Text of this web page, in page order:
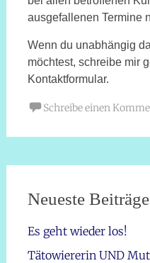
ausgefallenen Termine
Wenn du unabhängig
möchtest, schreibe mir
Kontaktformular.
Schreibe einen
Neueste Beiträge
Es geht wieder los!
Tätowiererin UND